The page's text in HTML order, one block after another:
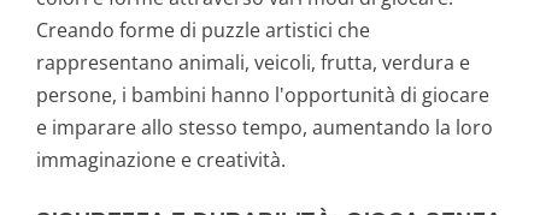
Creando forme di puzzle artistici che
rappresentano animali, veicoli, frutta, verdura e
persone, i bambini hanno l'opportunità di giocare
e imparare allo stesso tempo, aumentando la loro
immaginazione e creatività.